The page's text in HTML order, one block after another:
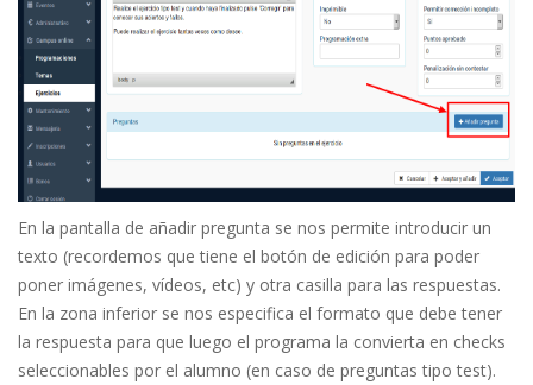
En la pantalla de añadir pregunta se nos permite introducir un
texto (recordemos que tiene el botón de edición para poder
poner imágenes, vídeos, etc) y otra casilla para las respuestas.
En la zona inferior se nos especifica el formato que debe tener
la respuesta para que luego el programa la convierta en checks
seleccionables por el alumno (en caso de preguntas tipo test).